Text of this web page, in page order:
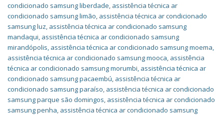
condicionado samsung liberdade, assistência técnica ar
condicionado samsung limão, assistência técnica ar condicionado
samsung luz, assistência técnica ar condicionado samsung
mandaqui, assistência técnica ar condicionado samsung
mirandópolis, assistência técnica ar condicionado samsung moema,
assistência técnica ar condicionado samsung mooca, assistência
técnica ar condicionado samsung morumbi, assistência técnica ar
condicionado samsung pacaembú, assistência técnica ar
condicionado samsung paraíso, assistência técnica ar condicionado
samsung parque são domingos, assistência técnica ar condicionado
samsung penha, assistência técnica ar condicionado samsung